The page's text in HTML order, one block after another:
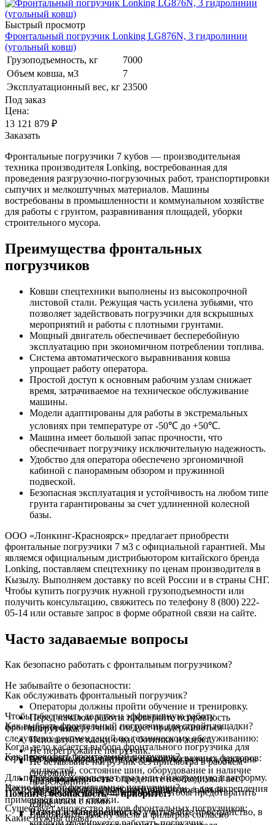
Быстрый просмотр
Фронтальный погрузчик Lonking LG876N, 3 гидролинии
(угольный ковш)
Грузоподъемность, кг
7000
Объем ковша, м3
7
Эксплуатационный вес, кг 23500
Под заказ
Цена:
13 121 879 ₽
Заказать
Фронтальные погрузчики 7 кубов — производительная
техника производителя Lonking, востребованная для
проведения разгрузочно-погрузочных работ, транспортировки
сыпучих и мелкоштучных материалов. Машины
востребованы в промышленности и коммунальном хозяйстве
для работы с грунтом, разравнивания площадей, уборки
строительного мусора.
Преимущества фронтальных
погрузчиков
Ковши спецтехники выполнены из высокопрочной
листовой стали. Режущая часть усилена зубьями, что
позволяет задействовать погрузчики для вскрышных
мероприятий и работы с плотными грунтами.
Мощный двигатель обеспечивает бесперебойную
эксплуатацию при экономичном потреблении топлива.
Система автоматического выравнивания ковша
упрощает работу оператора.
Простой доступ к основным рабочим узлам снижает
время, затрачиваемое на техническое обслуживание
машины.
Модели адаптированы для работы в экстремальных
условиях при температуре от -50℃ до +50℃.
Машина имеет большой запас прочности, что
обеспечивает погрузчику исключительную надежность.
Удобство для оператора обеспечено эргономичной
кабиной с панорамным обзором и пружинной
подвеской.
Безопасная эксплуатация и устойчивость на любом типе
грунта гарантированы за счет удлиненной колесной
базы.
ООО «Лонкинг-Красноярск» предлагает приобрести
фронтальные погрузчики 7 м3 с официальной гарантией. Мы
являемся официальным дистрибьютором китайского бренда
Lonking, поставляем спецтехнику по ценам производителя в
Кызылу. Выполняем доставку по всей России и в страны СНГ.
Чтобы купить погрузчик нужной грузоподъемности или
получить консультацию, свяжитесь по телефону 8 (800) 222-
05-14 или оставьте запрос в форме обратной связи на сайте.
Часто задаваемые вопросы
Как безопасно работать с фронтальным погрузчиком?
Не забывайте о безопасности:
Операторы должны пройти обучение и тренировку.
Перед началом работы проверяйте исправность
погрузчика.
Используйте каску, очки, ботинки и жилет.
Не перегружайте погрузчик.
Не оставляйте погрузчик без присмотра в рабочем
состоянии.
Помните, безопасность — приоритет!
Как обслуживать фронтальный погрузчик?
Чтобы обеспечить долгую и эффективную работу
фронтального погрузчика, следует придерживаться
следующих рекомендаций по техническому обслуживанию:
Регулярно проверяйте состояние погрузчика, уровень
жидкостей, состояние шин, оборудование и наличие
повреждений.
Смазывайте движущиеся части, чтобы предотвратить
износ.
Выполняйте замену масла и фильтров согласно
Как выбрать фронтальный погрузчик для стройплощадки?
Когда дело касается выбора фронтального погрузчика для
стройплощадки, следует учесть несколько важных факторов:
Грузоподъемность:определите необходимый вес
грузов, чтобы выбрать погрузчик, способный
справиться с ними.
Размер и маневренность:учитывайте пространство, в
Как перевозить фронтальный погрузчик?
Для перевозки используют трал или низкорамную платформу.
Погрузка происходит с помощью аппарели, а для закрепления
применяют цепи и стяжки.
Какие бывают фронтальные погрузчики?
Существует множество видов фронтальных погрузчиков:
Какие нужны права?